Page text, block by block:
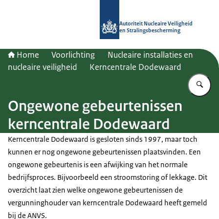
Autoriteit Nucleaire Veiligheid
en Stralingsbescherming
Home Voorlichting
Nucleaire installaties en
nucleaire veiligheid
Kerncentrale Dodewaard
Ongewone gebeurtenissen
kerncentrale Dodewaard
Kerncentrale Dodewaard is gesloten sinds 1997, maar toch
kunnen er nog ongewone gebeurtenissen plaatsvinden. Een
ongewone gebeurtenis is een afwijking van het normale
bedrijfsproces. Bijvoorbeeld een stroomstoring of lekkage. Dit
overzicht laat zien welke ongewone gebeurtenissen de
vergunninghouder van kerncentrale Dodewaard heeft gemeld
bij de ANVS.